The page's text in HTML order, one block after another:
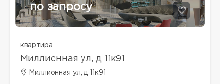
по запросу
квартира
Миллионная ул, д 11к91
Миллионная ул, д 11к91